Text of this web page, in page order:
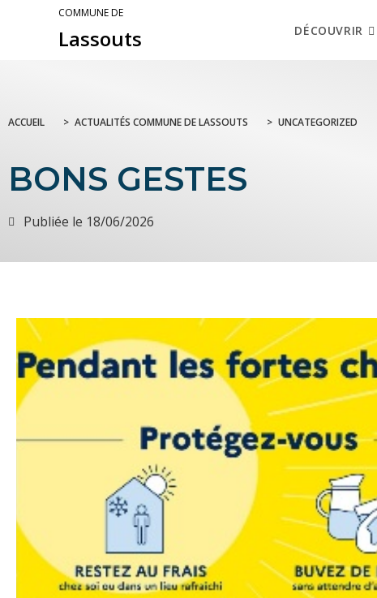
COMMUNE DE
Lassouts DÉCOUVRIR
ACCUEIL > ACTUALITÉS COMMUNE DE LASSOUTS > UNCATEGORIZED
BONS GESTES
Publiée le 18/06/2026